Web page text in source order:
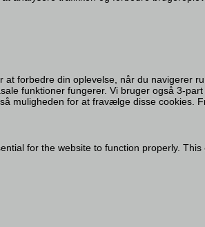
at forbedre din oplevelse, når du navigerer
funktioner fungerer. Vi bruger også 3-
muligheden for at fravælge disse cookies.
for the website to function properly.